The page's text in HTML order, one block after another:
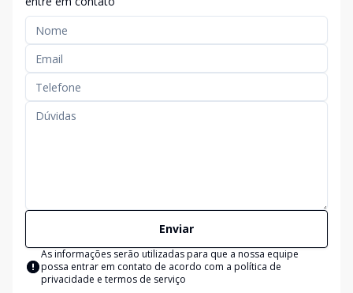
Enviar
As informações serão utilizadas para que a nossa equipe
possa entrar em contato de acordo com a política de
privacidade e termos de serviço